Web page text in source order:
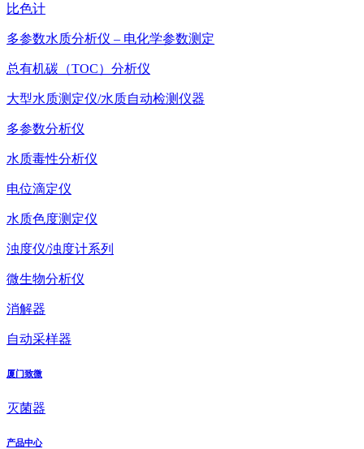
比色计
多参数水质分析仪 – 电化学参数测定
总有机碳（TOC）分析仪
大型水质测定仪/水质自动检测仪器
多参数分析仪
水质毒性分析仪
电位滴定仪
水质色度测定仪
浊度仪/浊度计系列
微生物分析仪
消解器
自动采样器
厦门致微
灭菌器
产品中心